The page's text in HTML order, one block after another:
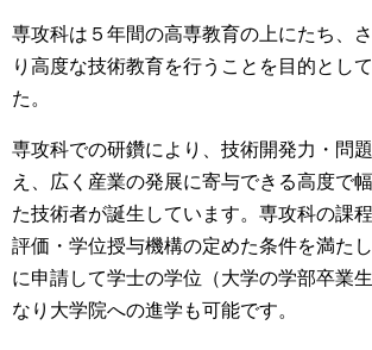
専攻科は５年間の高専教育の上にたち、
り高度な技術教育を行うことを目的とし
た。
専攻科での研鑽により、技術開発力・問
え、広く産業の発展に寄与できる高度で
た技術者が誕生しています。専攻科の課
評価・学位授与機構の定めた条件を満た
に申請して学士の学位（大学の学部卒業
なり大学院への進学も可能です。